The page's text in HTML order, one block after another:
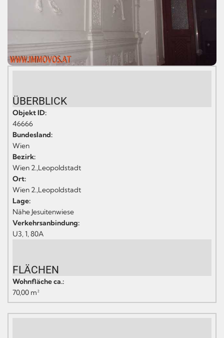
ÜBERBLICK
Objekt ID:
46666
Bundesland:
Wien
Bezirk:
Wien 2.,Leopoldstadt
Ort:
Wien 2.,Leopoldstadt
Lage:
Nähe Jesuitenwiese
Verkehrsanbindung:
U3, 1, 80A
FLÄCHEN
Wohnfläche ca.:
70,00 m²